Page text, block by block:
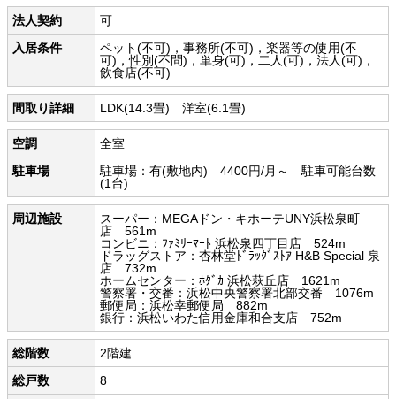
法人契約
可
入居条件
ペット(不可)，事務所(不可)，楽器等の使用(不
可)，性別(不問)，単身(可)，二人(可)，法人(可)，
飲食店(不可)
間取り詳細 LDK(14.3畳) 洋室(6.1畳)
空調
全室
駐車場
駐車場：有(敷地内) 4400円/月～ 駐車可能台数
(1台)
周辺施設
スーパー：MEGAドン・キホーテUNY浜松泉町
店 561m
コンビニ：ﾌｧﾐﾘｰﾏｰﾄ 浜松泉四丁目店 524m
ドラッグストア：杏林堂ﾄﾞﾗｯｸﾞｽﾄｱ H&B Special 泉
店 732m
ホームセンター：ﾎﾀﾞｶ 浜松萩丘店 1621m
警察署・交番：浜松中央警察署北部交番 1076m
郵便局：浜松幸郵便局 882m
銀行：浜松いわた信用金庫和合支店 752m
総階数
2階建
総戸数
8